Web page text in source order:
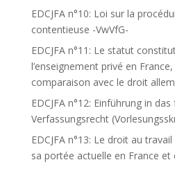
EDCJFA n°10: Loi sur la
contentieuse -VwVfG-
EDCJFA n°11: Le statut
l’enseignement privé en
comparaison avec le droit
EDCJFA n°12: Einführung in
Verfassungsrecht
EDCJFA n°13: Le droit au
sa portée actuelle en France et